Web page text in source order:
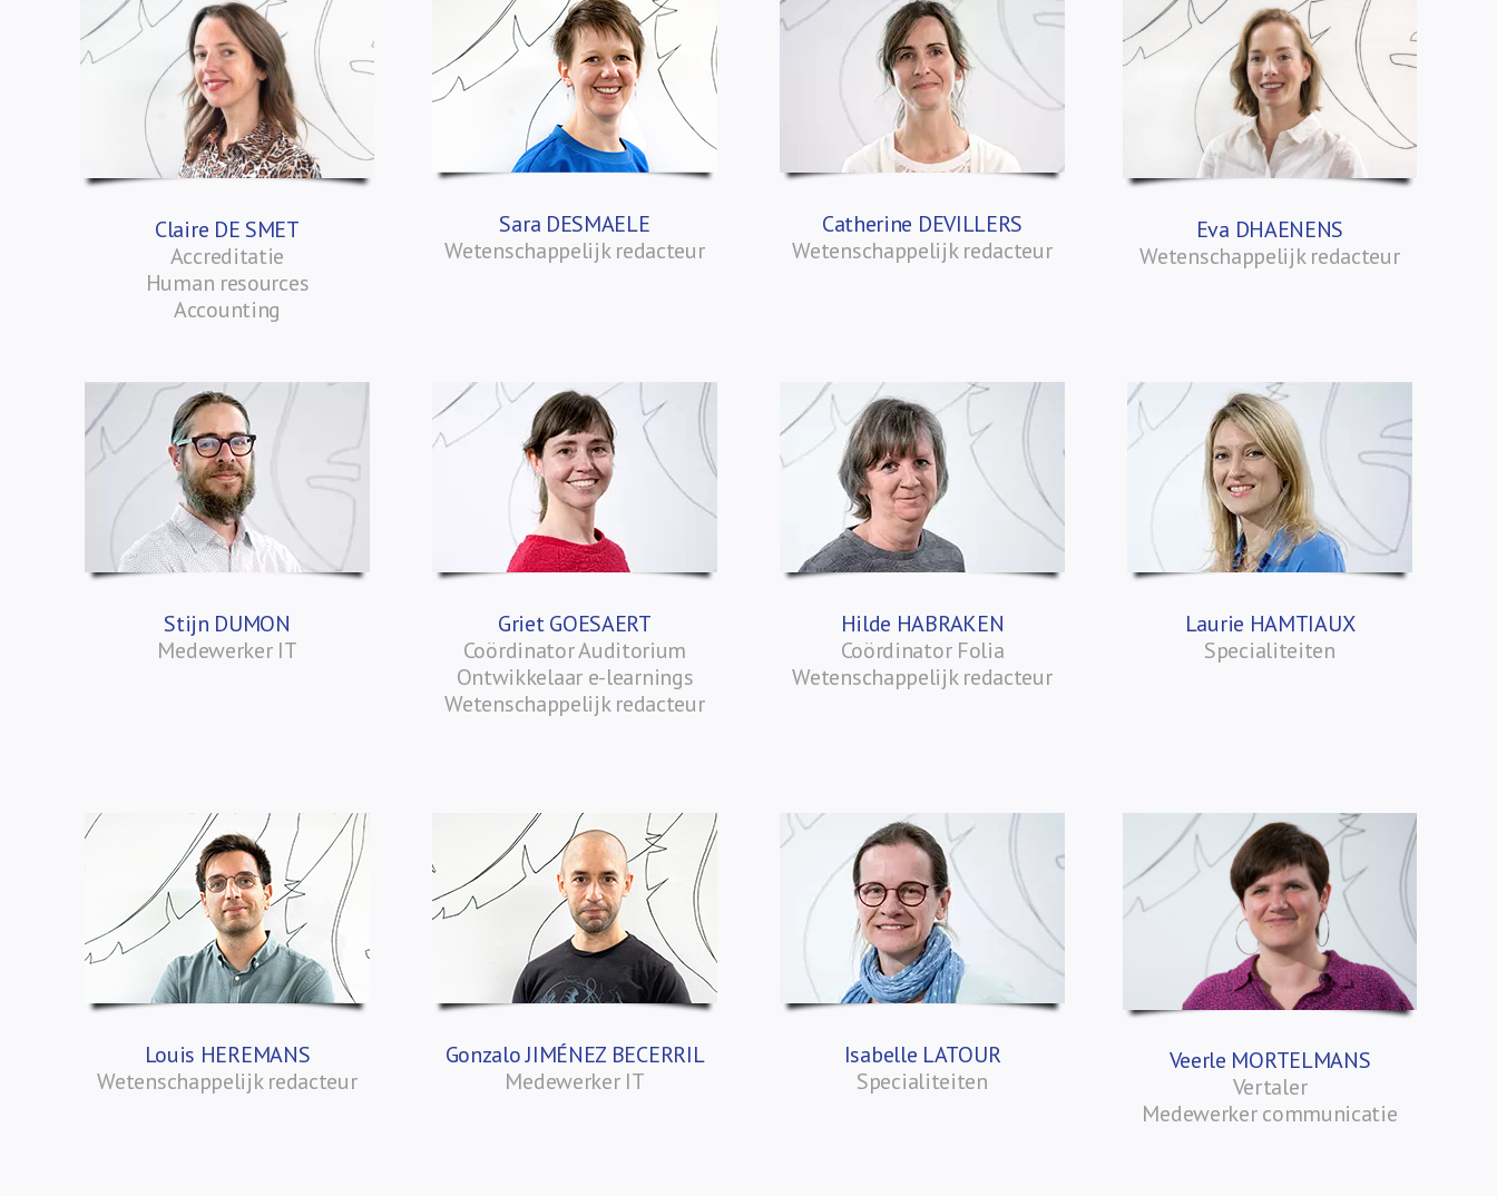
Claire DE SMET
Accreditatie
Human resources
Accounting
Sara DESMAELE
Wetenschappelijk redacteur
Catherine DEVILLERS
Wetenschappelijk redacteur
Eva DHAENENS
Wetenschappelijk redacteur
Stijn DUMON
Medewerker IT
Griet GOESAERT
Coördinator Auditorium
Ontwikkelaar e-learnings
Wetenschappelijk redacteur
Hilde HABRAKEN
Coördinator Folia
Wetenschappelijk redacteur
Laurie HAMTIAUX
Specialiteiten
Louis HEREMANS
Wetenschappelijk redacteur
Gonzalo JIMÉNEZ BECERRIL
Medewerker IT
Isabelle LATOUR
Specialiteiten
Veerle MORTELMANS
Vertaler
Medewerker communicatie